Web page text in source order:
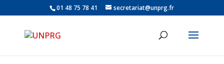
01 48 75 78 41 secretariat@unprg.fr